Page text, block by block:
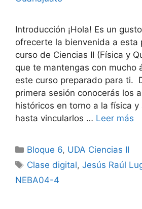
Introducción ¡Hola! Es un
ofrecerte la bienvenida a esta
curso de Ciencias II (Física y
que te mantengas con mucho
este curso preparado para ti.
primera sesión conocerás los
históricos en torno a la física y
hasta vincularlos … Leer más
Categorías
Bloque 6, UDA Ciencias II
Etiquetas
Clase digital,Jesús Raúl
NEBA04-4